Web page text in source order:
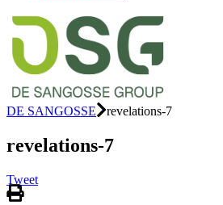
DE SANGOSSE revelations-7
revelations-7
Tweet